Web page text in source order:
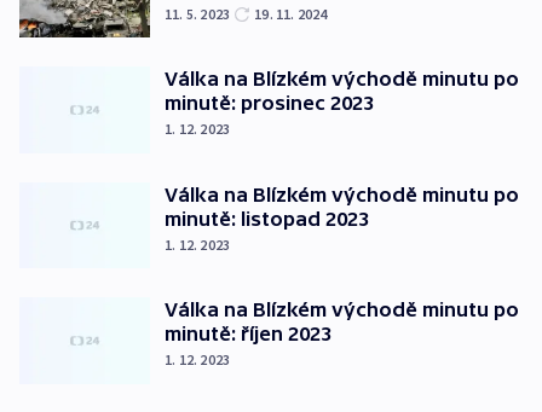
11. 5. 2023 19. 11. 2024
Válka na Blízkém východě minutu po
minutě: prosinec 2023
1. 12. 2023
Válka na Blízkém východě minutu po
minutě: listopad 2023
1. 12. 2023
Válka na Blízkém východě minutu po
minutě: říjen 2023
1. 12. 2023